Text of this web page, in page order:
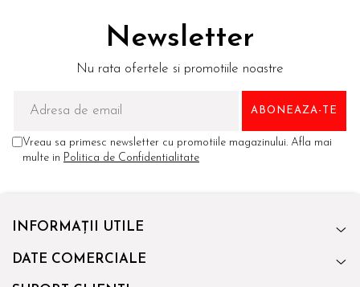
Newsletter
Nu rata ofertele si promotiile noastre
Vreau sa primesc newsletter cu promotiile magazinului. Afla mai
multe in Politica de Confidentialitate
INFORMAȚII UTILE
DATE COMERCIALE